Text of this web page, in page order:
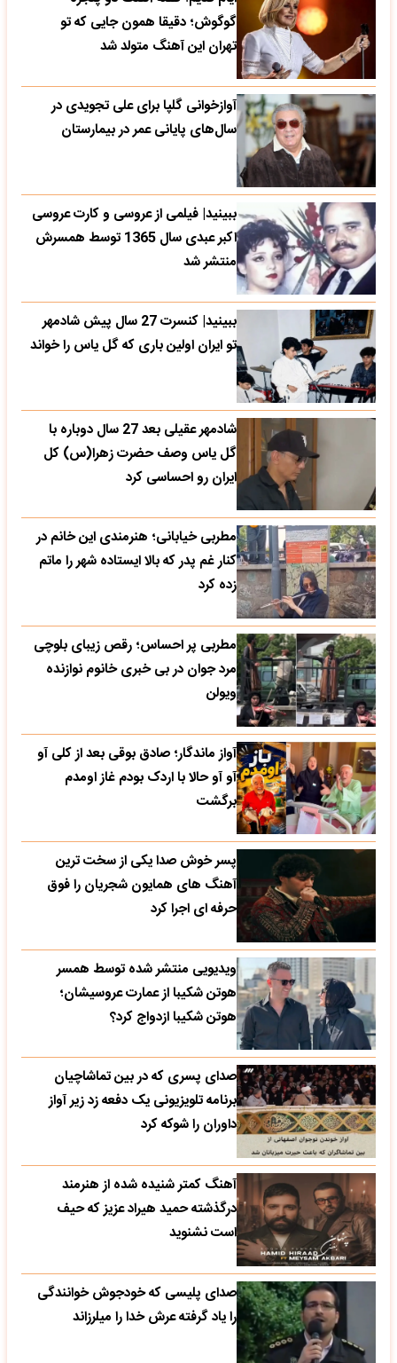
گوگوش؛ دقیقا همون جایی که تو
تهران این آهنگ متولد شد
آوازخوانی گلپا برای علی تجویدی در
سال‌های پایانی عمر در بیمارستان
ببینید| فیلمی از عروسی و کارت عروسی
اکبر عبدی سال 1365 توسط همسرش
منتشر شد
ببینید| کنسرت 27 سال پیش شادمهر
تو ایران اولین باری که گل یاس را خواند
شادمهر عقیلی بعد 27 سال دوباره با
گل یاس وصف حضرت زهرا(س) کل
ایران رو احساسی کرد
مطربی خیابانی؛ هنرمندی این خانم در
کنار غم پدر که بالا ایستاده شهر را ماتم
زده کرد
مطربی پر احساس؛ رقص زیبای بلوچی
مرد جوان در بی خبری خانوم نوازنده
ویولن
آواز ماندگار؛ صادق بوقی بعد از کلی آو
آو آو حالا با اردک بودم غاز اومدم
برگشت
پسر خوش صدا یکی از سخت ترین
آهنگ های همایون شجریان را فوق
حرفه ای اجرا کرد
ویدیویی منتشر شده توسط همسر
هوتن شکیبا از عمارت عروسیشان؛
هوتن شکیبا ازدواج کرد؟
صدای پسری که در بین تماشاچیان
برنامه تلویزیونی یک دفعه زد زیر آواز
داوران را شوکه کرد
آهنگ کمتر شنیده شده از هنرمند
درگذشته حمید هیراد عزیز که حیف
است نشنوید
صدای پلیسی که خودجوش خوانندگی
را یاد گرفته عرش خدا را میلرزاند